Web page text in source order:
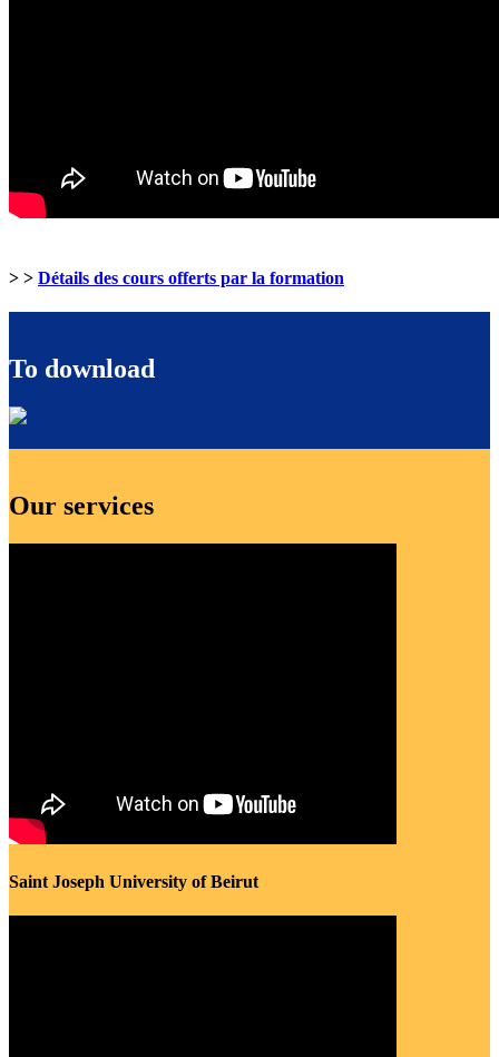
> > Détails des cours offerts par la formation
To download
Our services
Saint Joseph University of Beirut